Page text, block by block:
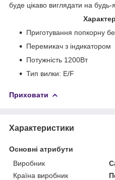
буде цікаво виглядати на будь-
Приготування попкорну
Перемикач з індикатором
Потужність 1200Вт
Тип вилки: E/F
Приховати
Характеристики
Основні атрибути
Виробник
Країна виробник